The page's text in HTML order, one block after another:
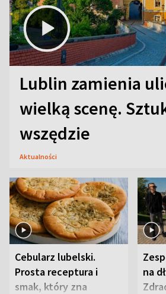
Lublin zamienia
wielką scenę.
wszędzie
Aktualności
Cebularz lubelski.
Prosta receptura i
smak, który zna
na